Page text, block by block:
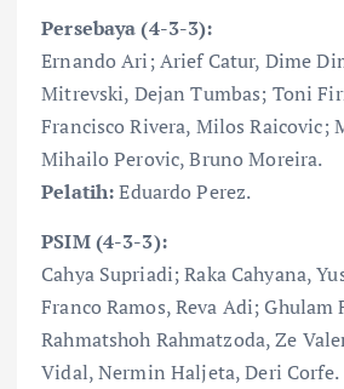
Persebaya (4-3-3):
Ernando Ari; Arief Catur, Dime
Mitrevski, Dejan Tumbas; Toni
Francisco Rivera, Milos Raicovic;
Mihailo Perovic, Bruno Moreira.
Pelatih:Eduardo Perez.
PSIM (4-3-3):
Cahya Supriadi; Raka Cahyana,
Franco Ramos, Reva Adi; Ghulam
Rahmatshoh Rahmatzoda, Ze
Vidal, Nermin Haljeta, Deri Corfe.